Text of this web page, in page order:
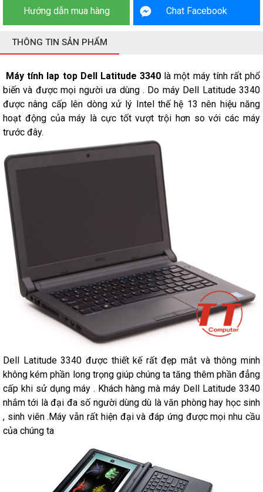
Hướng dẫn mua hàng Chat Facebook
THÔNG TIN SẢN PHẨM
Máy tính lap top Dell Latitude 3340 là một máy tính rất phổ
biến và được mọi người ưa dùng . Do máy Dell Latitude 3340
được nâng cấp lên dòng xử lý Intel thế hệ 13 nên hiệu năng
hoạt động của máy là cực tốt vượt trội hơn so với các máy
trước đây.
Dell Latitude 3340 được thiết kế rất đẹp mắt và thông minh
không kém phần long trọng giúp chúng ta tăng thêm phần đẳng
cấp khi sử dụng máy . Khách hàng mà máy Dell Latitude 3340
nhắm tới là đại đa số người dùng dù là văn phòng hay học sinh
, sinh viên .Máy vẫn rất hiện đại và đáp ứng được mọi nhu cầu
của chúng ta